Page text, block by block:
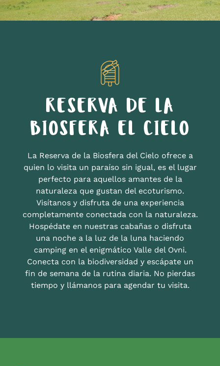
RESERVA DE LA
BIOSFERA EL CIELO
La Reserva de la Biosfera del Cielo ofrece a
quien lo visita un paraíso sin igual, es el lugar
perfecto para aquellos amantes de la
naturaleza que gustan del ecoturismo.
Visítanos y disfruta de una experiencia
completamente conectada con la naturaleza.
Hospédate en nuestras cabañas o disfruta
una noche a la luz de la luna haciendo
camping en el enigmático Valle del Ovni.
Conecta con la biodiversidad y escápate un
fin de semana de la rutina diaria. No pierdas
tiempo y llámanos para agendar tu visita.